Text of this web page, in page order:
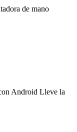
de mano
Android Lleve la